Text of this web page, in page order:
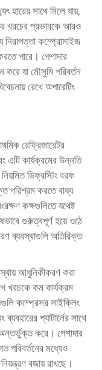
হারের সাথে মিলে যায়,
খরচের প্রভাবকে আরও
নিরাপত্তা কম্প্রোমাইজ
পারে। পেশাদার
যা মৌসুমি পরিবর্তন
রেখে অপারেটিং
রেফ্রিজারেটর
এটি কার্যক্রমের উন্নতি
ডিফ্রস্টিং বরফ
পরিশ্রম করতে বাধ্য
কক্ষগুলিতে যথেষ্ট
গুরুত্বপূর্ণ হয়ে ওঠে
ব্যবস্থাগুলি অতিরিক্ত
আধুনিকীকরণ করা
খরচকে কম কার্যক্রম
কম্প্রেসর সাইক্লিং
প্যাটার্নের সাথে
করে। পেশাদার
পরিবর্তনের মধ্যেও
বজায় রাখছে।